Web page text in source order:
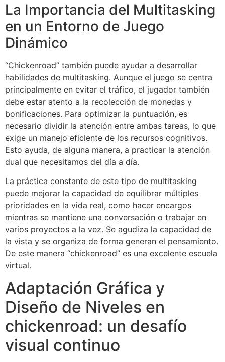
La Importancia del Multitasking
en un Entorno de Juego
Dinámico
“Chickenroad” también puede ayudar a desarrollar
habilidades de multitasking. Aunque el juego se centra
principalmente en evitar el tráfico, el jugador también
debe estar atento a la recolección de monedas y
bonificaciones. Para optimizar la puntuación, es
necesario dividir la atención entre ambas tareas, lo que
exige un manejo eficiente de los recursos cognitivos.
Esto ayuda, de alguna manera, a practicar la atención
dual que necesitamos del día a día.
La práctica constante de este tipo de multitasking
puede mejorar la capacidad de equilibrar múltiples
prioridades en la vida real, como hacer encargos
mientras se mantiene una conversación o trabajar en
varios proyectos a la vez. Se agudiza la capacidad de
la vista y se organiza de forma generan el pensamiento.
De este manera “chickenroad” es una excelente escuela
virtual.
Adaptación Gráfica y
Diseño de Niveles en
chickenroad: un desafío
visual continuo